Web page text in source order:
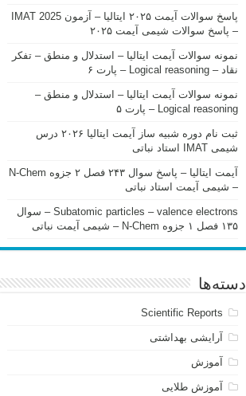
پاسخ سوالات آیمت ۲۰۲۵ ایتالیا – آزمون IMAT 2025
– پاسخ سوالات شیمی آیمت ۲۰۲۵
نمونه سوالات آیمت ایتالیا – استدلال و منطق – تفکر
نقاد – Logical reasoning – پارت ۶
نمونه سوالات آیمت ایتالیا – استدلال و منطق –
Logical reasoning – پارت ۵
ثبت نام دوره شبیه ساز آیمت ایتالیا ۲۰۲۶ درس
شیمی IMAT استاد نباتی
آیمت ایتالیا – پاسخ سوال ۲۴۳ فصل ۲ جزوه N-Chem
– شیمی آیمت استاد نباتی
Subatomic particles – valence electrons – سوال
۱۳۵ فصل ۱ جزوه N-Chem – شیمی آیمت نباتی
دسته‌ها
Scientific Reports
آرایشی بهداشتی
آموزش
آموزش طلایی